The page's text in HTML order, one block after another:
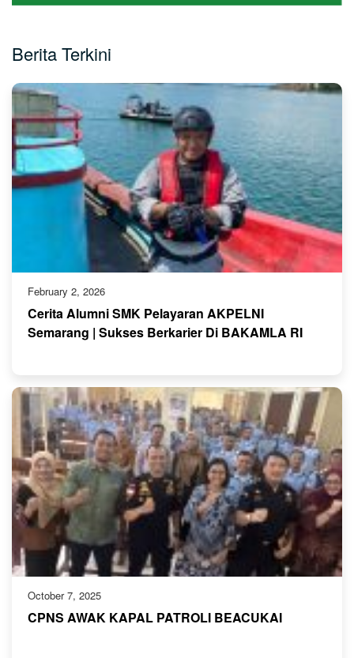
Berita Terkini
Cerita Alumni SMK Pelayaran AKPELNI
Semarang | Sukses Berkarier Di BAKAMLA RI
February 2, 2026
CPNS AWAK KAPAL PATROLI BEACUKAI
October 7, 2025